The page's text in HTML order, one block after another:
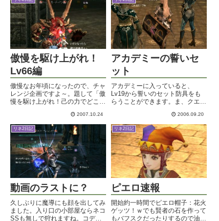
いとっ！シャワー浴びても浴びて
も汗。昼間はどうしてもクーラ
ー...
傲慢を駆け上がれ！
Lv66編
傲慢なお年頃になったので、チャ
レンジ企画ですよ～。題して「傲
慢を駆け上がれ！己の力でどこま
す。まあね、最初からバイウムま
で登れるなんて思っちゃあいない
ですよ。ノーブレスになるまでに
何回か挑戦してみようと思って
い...
2007.10.24
アカデミーの誓いセ
ット
アカデミーに入っていると、
Lv19から誓いのセット防具をも
らうことができます。ま、クエや
いわけで、実質買うことにｗでも
まあ、なかなかこの淡い色合いが
ステキなので、オシャレ装備とし
て人気があるような。後見人とし
て...
2006.09.20
リネ2日記
動画のラストに？
久しぶりに魔導にも顔を出してみ
ました。入り口の小部屋ならネコ
SSも無しで狩れますね。コデナ
リネ2日記
ピエロ速報
開始約一時間でピエロ帽子：花火
ゲッツ！ｗでも賢者の石を作って
もバフスクだったりするので油断